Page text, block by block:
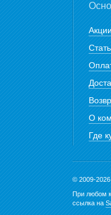
О
Где
© 2009-
При любом
ссылка на